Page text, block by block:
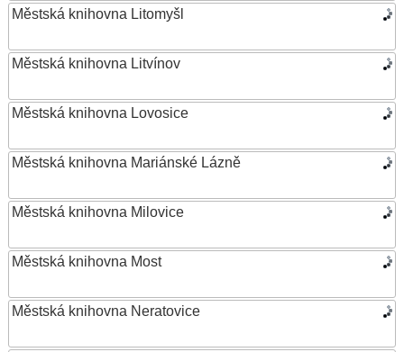
Městská knihovna Litomyšl
Městská knihovna Litvínov
Městská knihovna Lovosice
Městská knihovna Mariánské Lázně
Městská knihovna Milovice
Městská knihovna Most
Městská knihovna Neratovice